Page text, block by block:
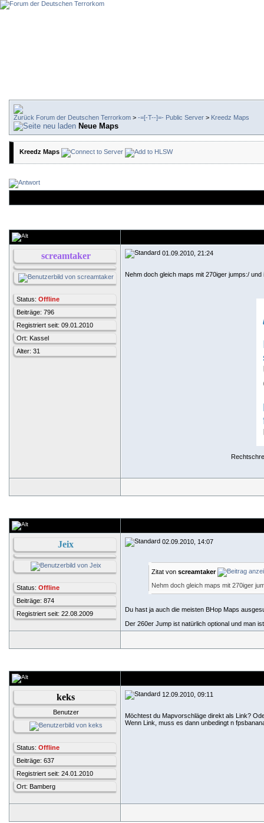
Forum der Deutschen Terrorkom > -=[-T--]=- Public Server > Kreedz Maps
Neue Maps
Kreedz Maps
screamtaker
Status: Offline
Beiträge: 796
Registriert seit: 09.01.2010
Ort: Kassel
Alter: 31
01.09.2010, 21:24
Nehm doch gleich maps mit 270iger jumps:/
Jeix
Status: Offline
Beiträge: 874
Registriert seit: 22.08.2009
02.09.2010, 14:07
Zitat von screamtaker
Nehm doch gleich maps mit 270iger
Du hast ja auch die meisten BHop Maps
Der 260er Jump ist natürlich optional und man
keks
Benutzer
Status: Offline
Beiträge: 637
Registriert seit: 24.01.2010
Ort: Bamberg
12.09.2010, 09:11
Möchtest du Mapvorschläge direkt als Link?
Wenn Link, muss es dann unbedingt n